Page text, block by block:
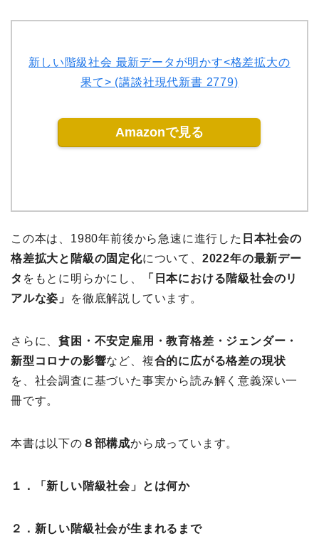
新しい階級社会 最新データが明かす<格差拡大の
果て> (講談社現代新書 2779)
Amazonで見る
この本は、1980年前後から急速に進行した 日本社会の
格差拡大と階級の固定化について、 2022年の最新デー
タ をもとに明らかにし、
「日本における階級社会のリ
アルな姿」
を徹底解説しています。
さらに、貧困・不安定雇用・教育格差・ジェンダー・
新型コロナの影響など、複合的に広がる格差の現状
を、社会調査に基づいた事実から読み解く意義深い一
冊です。
本書は以下の ８部構成から成っています。
１．「新しい階級社会」とは何か
２．新しい階級社会が生まれるまで